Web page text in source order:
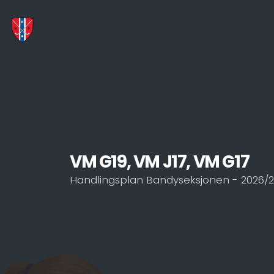
VM G19, VM J17, VM G17
Handlingsplan Bandyseksjonen - 2026/